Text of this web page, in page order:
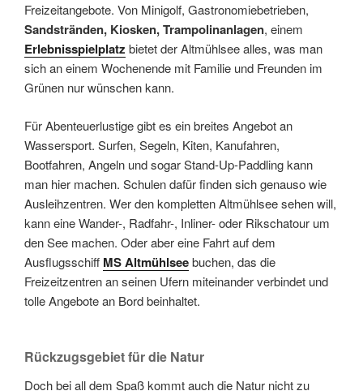
Freizeitangebote. Von Minigolf, Gastronomiebetrieben,
Sandstränden, Kiosken, Trampolinanlagen, einem
Erlebnisspielplatz bietet der Altmühlsee alles, was man
sich an einem Wochenende mit Familie und Freunden im
Grünen nur wünschen kann.
Für Abenteuerlustige gibt es ein breites Angebot an
Wassersport. Surfen, Segeln, Kiten, Kanufahren,
Bootfahren, Angeln und sogar Stand-Up-Paddling kann
man hier machen. Schulen dafür finden sich genauso wie
Ausleihzentren. Wer den kompletten Altmühlsee sehen will,
kann eine Wander-, Radfahr-, Inliner- oder Rikschatour um
den See machen. Oder aber eine Fahrt auf dem
Ausflugsschiff MS Altmühlseebuchen, das die
Freizeitzentren an seinen Ufern miteinander verbindet und
tolle Angebote an Bord beinhaltet.
Rückzugsgebiet für die Natur
Doch bei all dem Spaß kommt auch die Natur nicht zu